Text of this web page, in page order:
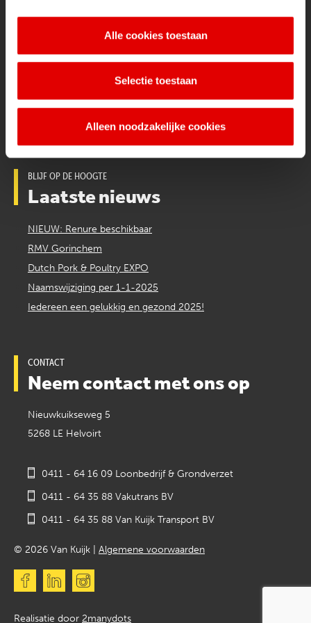
Alle cookies toestaan
Selectie toestaan
Alleen noodzakelijke cookies
Werken bij de Van Kuijk Groep
Certificaten & formulieren
Diensten
Mesttransport & Verwerking
BLIJF OP DE HOOGTE
Laatste nieuws
NIEUW: Renure beschikbaar
RMV Gorinchem
Dutch Pork & Poultry EXPO
Naamswijziging per 1-1-2025
Iedereen een gelukkig en gezond 2025!
CONTACT
Neem contact met ons op
Nieuwkuikseweg 5
5268 LE Helvoirt
0411 - 64 16 09 Loonbedrijf & Grondverzet
0411 - 64 35 88 Vakutrans BV
0411 - 64 35 88 Van Kuijk Transport BV
© 2026 Van Kuijk | Algemene voorwaarden
Realisatie door 2manydots